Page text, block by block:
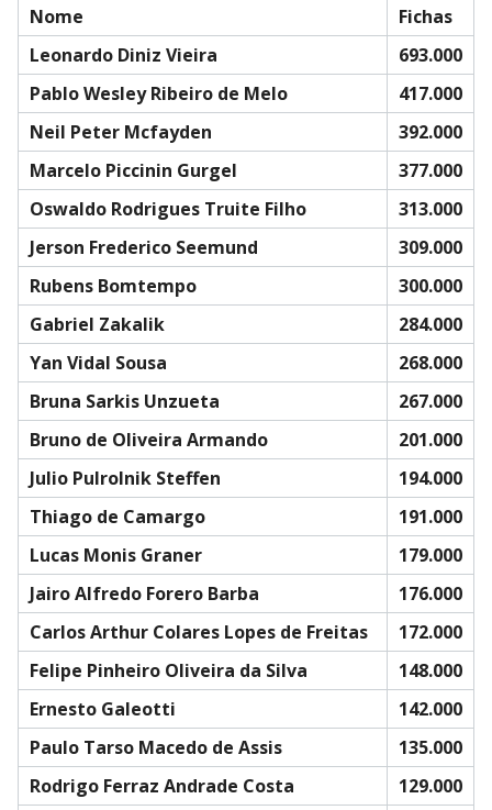
Nome
Fichas
Leonardo Diniz Vieira
693.000
Pablo Wesley Ribeiro de Melo
417.000
Neil Peter Mcfayden
392.000
Marcelo Piccinin Gurgel
377.000
Oswaldo Rodrigues Truite Filho
313.000
Jerson Frederico Seemund
309.000
Rubens Bomtempo
300.000
Gabriel Zakalik
284.000
Yan Vidal Sousa
268.000
Bruna Sarkis Unzueta
267.000
Bruno de Oliveira Armando
201.000
Julio Pulrolnik Steffen
194.000
Thiago de Camargo
191.000
Lucas Monis Graner
179.000
Jairo Alfredo Forero Barba
176.000
Carlos Arthur Colares Lopes de Freitas
172.000
Felipe Pinheiro Oliveira da Silva
148.000
Ernesto Galeotti
142.000
Paulo Tarso Macedo de Assis
135.000
Rodrigo Ferraz Andrade Costa
129.000